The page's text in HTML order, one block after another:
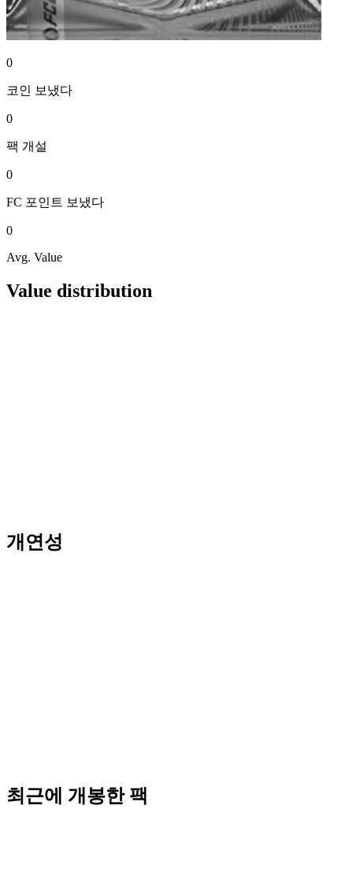
0
코인 보냈다
0
팩 개설
0
FC 포인트 보냈다
0
Avg. Value
Value distribution
개연성
최근에 개봉한 팩